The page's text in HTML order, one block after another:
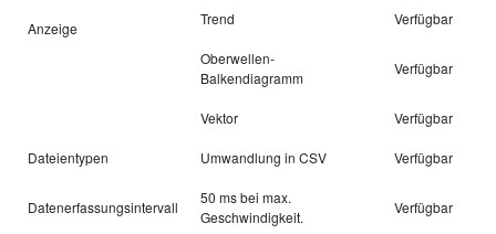
Anzeige
Trend Verfügbar
Oberwellen-
Balkendiagramm
Verfügbar
Vektor Verfügbar
Dateientypen Umwandlung in CSV Verfügbar
Datenerfassungsintervall
50 ms bei max.
Geschwindigkeit.
Verfügbar